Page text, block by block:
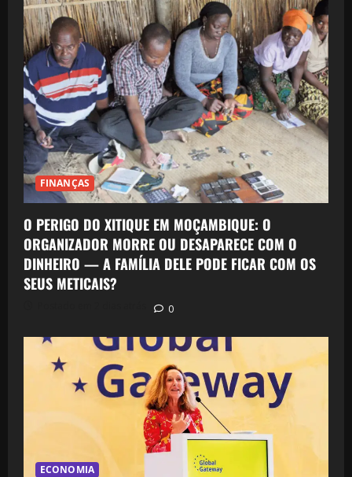
FINANÇAS
O PERIGO DO XITIQUE EM MOÇAMBIQUE: O
ORGANIZADOR MORRE OU DESAPARECE COM O
DINHEIRO — A FAMÍLIA DELE PODE FICAR COM OS
SEUS METICAIS?
0
ECONOMIA